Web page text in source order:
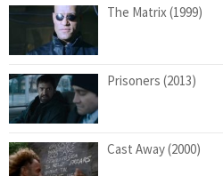
The Matrix (1999)
Prisoners (2013)
Cast Away (2000)